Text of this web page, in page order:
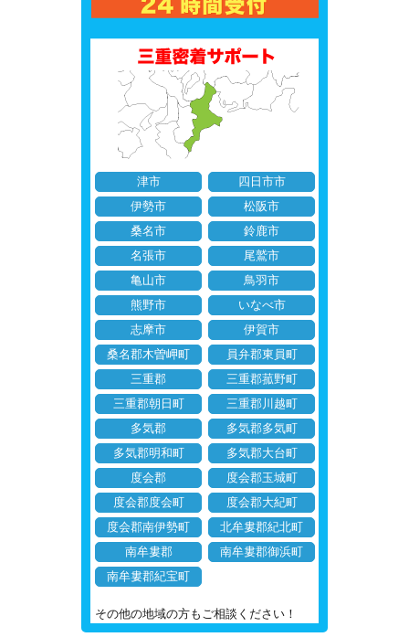
津市
四日市市
伊勢市
松阪市
桑名市
鈴鹿市
名張市
尾鷲市
亀山市
鳥羽市
熊野市
いなべ市
志摩市
伊賀市
桑名郡木曽岬町
員弁郡東員町
三重郡
三重郡菰野町
三重郡朝日町
三重郡川越町
多気郡
多気郡多気町
多気郡明和町
多気郡大台町
度会郡
度会郡玉城町
度会郡度会町
度会郡大紀町
度会郡南伊勢町
北牟婁郡紀北町
南牟婁郡
南牟婁郡御浜町
南牟婁郡紀宝町
その他の地域の方もご相談ください！